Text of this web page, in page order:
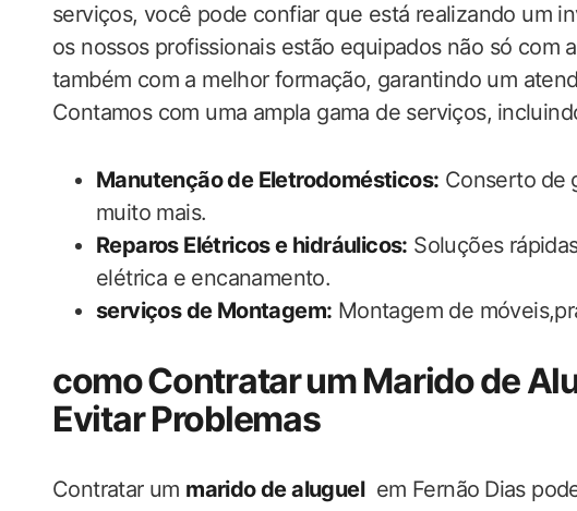
serviços, você pode confiar que está realizando um
os nossos profissionais estão ‍equipados não só com
também com a melhor​ formação, garantindo um
Contamos com ‌uma ​ampla gama‌ de serviços,
Manutenção de Eletrodomésticos: Conserto⁢ de⁣
muito mais.
Reparos Elétricos e hidráulicos: Soluções
elétrica e‍ encanamento.
serviços de ‍Montagem: Montagem de
como⁣ Contratar⁢ um Marido de
Evitar Problemas
Contratar um marido de aluguel em Fernão ⁣Dias